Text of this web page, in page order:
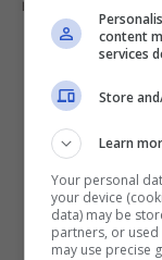
Benedetta e Vittorio
content
services
Store
Learn
Your personal
your device
data) may be
partners, or
may use precise